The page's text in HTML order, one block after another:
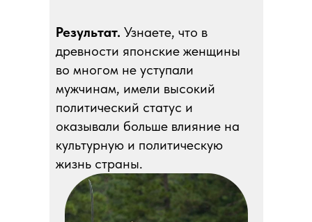
Результат. Узнаете, что в
древности японские женщины
во многом не уступали
мужчинам, имели высокий
политический статус и
оказывали больше влияние на
культурную и политическую
жизнь страны.